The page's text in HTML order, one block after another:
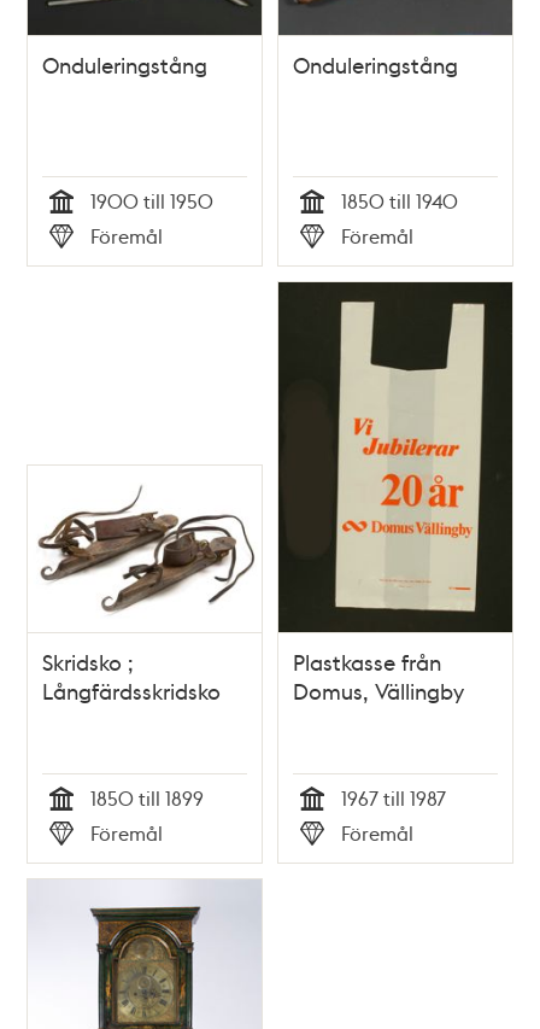
Onduleringstång
Tid
1900 till 1950
Typ
Föremål
Onduleringstång
Tid
1850 till 1940
Typ
Föremål
Skridsko ;
Långfärdsskridsko
Tid
1850 till 1899
Typ
Föremål
Plastkasse från
Domus, Vällingby
Tid
1967 till 1987
Typ
Föremål